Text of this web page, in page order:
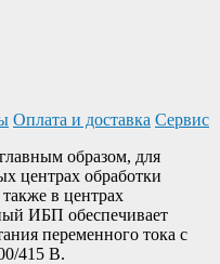
Оплата и доставка Сервис
образом, для
центрах обработки
в центрах
ИБП обеспечивает
переменного тока с
415 В.